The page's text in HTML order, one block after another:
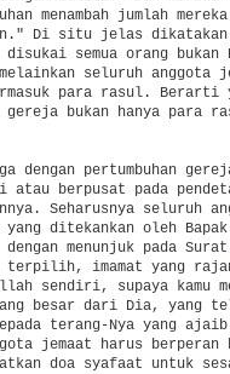
menambah jumlah
Di situ jelas
disukai semua orang bukan
seluruh anggota
para rasul. Berarti
gereja bukan hanya para
dengan pertumbuhan
atau berpusat pada
Seharusnya seluruh
yang ditekankan oleh
dengan menunjuk pada Surat
terpilih, imamat yang
sendiri, supaya kamu
besar dari Dia, yang
terang-Nya yang
jemaat harus berperan
doa syafaat untuk